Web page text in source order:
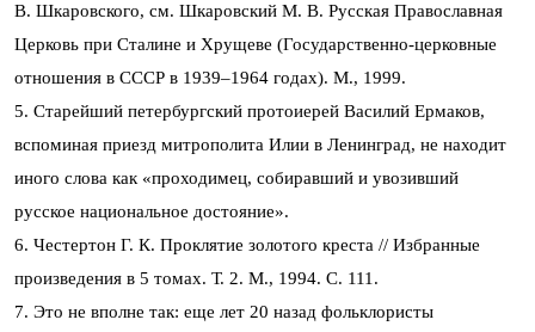
В. Шкаровского, см. Шкаровский М. В. Русская Православная
Церковь при Сталине и Хрущеве (Государственно-церковные
отношения в СССР в 1939–1964 годах). М., 1999.
5. Старейший петербургский протоиерей Василий Ермаков,
вспоминая приезд митрополита Илии в Ленинград, не находит
иного слова как «проходимец, собиравший и увозивший
русское национальное достояние».
6. Честертон Г. К. Проклятие золотого креста // Избранные
произведения в 5 томах. Т. 2. М., 1994. С. 111.
7. Это не вполне так: еще лет 20 назад фольклористы